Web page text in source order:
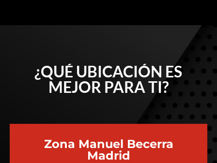
¿QUÉ UBICACIÓN ES
MEJOR PARA TI?
Zona Manuel Becerra
Madrid